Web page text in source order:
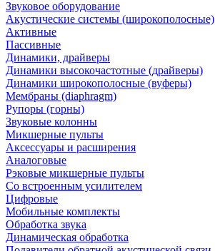
Звуковое оборудование
Акустические системы (широкополосные)
Активные
Пассивные
Динамики, драйверы
Динамики высокочастотные (драйверы)
Динамики широкополосные (вуферы)
Мембраны (diaphragm)
Рупоры (горны)
Звуковые колонны
Микшерные пульты
Аксессуары и расширения
Аналоговые
Рэковые микшерные пульты
Со встроенным усилителем
Цифровые
Мобильные комплекты
Обработка звука
Динамическая обработка